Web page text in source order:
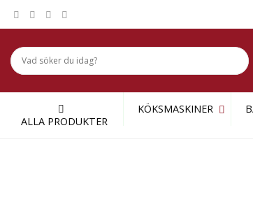
Skip
to
ALLA PRODUKTER
KÖKSMASKINER